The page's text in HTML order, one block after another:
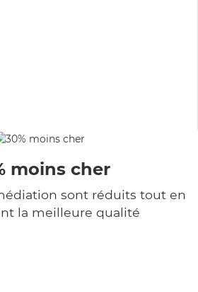
moins cher
sont réduits tout en
la meilleure qualité